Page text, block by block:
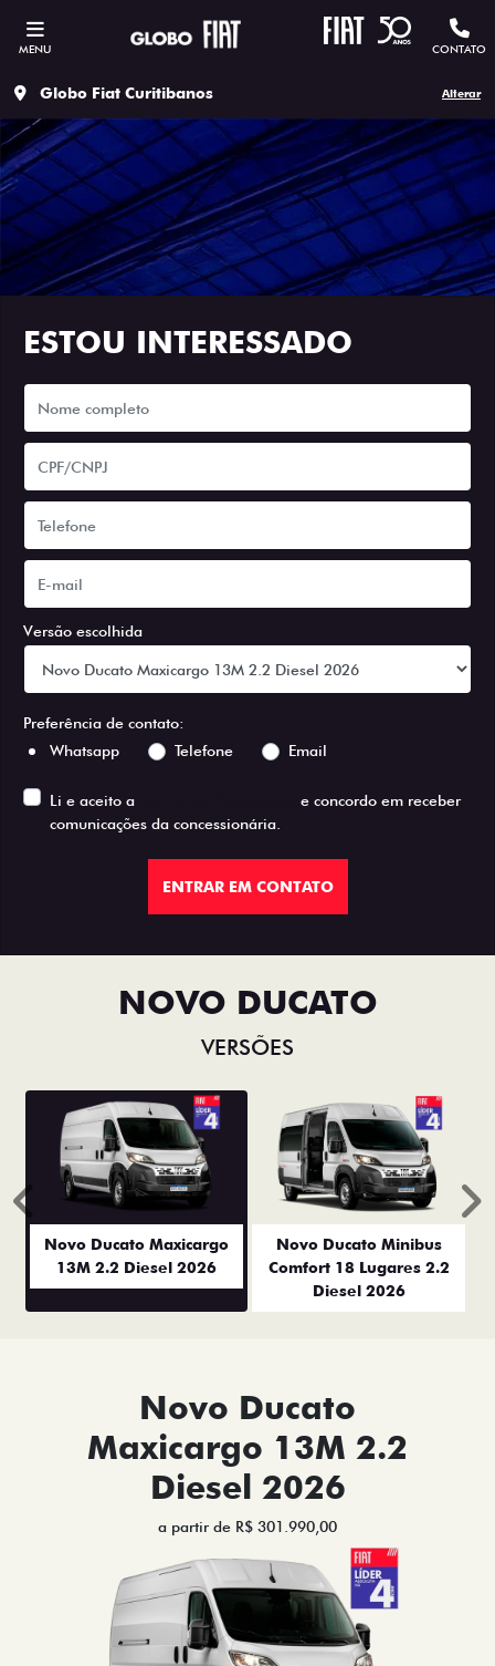
MENU CONTATO
Globo Fiat Curitibanos Alterar
ESTOU INTERESSADO
Versão escolhida
Preferência de contato:
Whatsapp
Telefone Email
Li e aceito a
e concordo em receber
comunicações da concessionária.
ENTRAR EM CONTATO
NOVO DUCATO
VERSÕES
Novo Ducato Maxicargo
13M 2.2 Diesel 2026
Novo Ducato Minibus
Comfort 18 Lugares 2.2
Diesel 2026
Anterior
Novo Ducato
Maxicargo 13M 2.2
Diesel 2026
a partir de R$ 301.990,00